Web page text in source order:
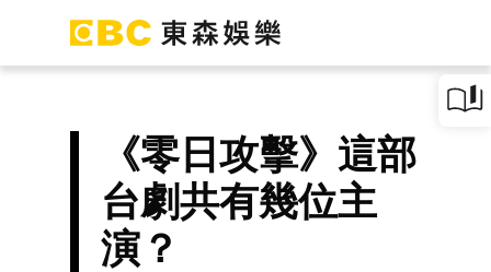
《零日攻擊》這部
台劇共有幾位主
演？